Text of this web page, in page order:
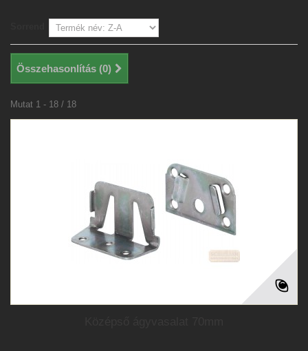
Összehasonlítás (0)
Mutat 1 - 18 / 18